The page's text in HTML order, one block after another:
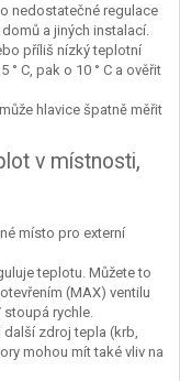
nedostatečné regulace
a jiných instalací.
příliš nízký teplotní
C, pak o 10 ° C a ověřit
hlavice špatně měřit
v místnosti,
místo pro externí
teplotu. Můžete to
(MAX) ventilu
rychle.
zdroj tepla (krb,
mohou mít také vliv na